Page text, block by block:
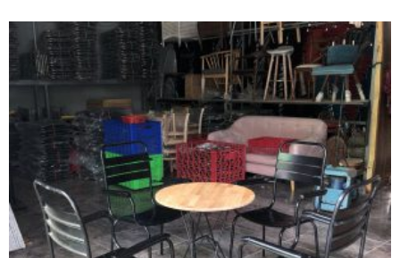
215,000 ₫.